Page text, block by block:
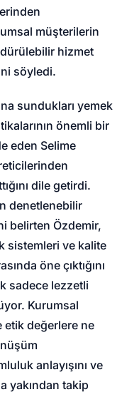
müşterilerin
hizmet
söyledi.
sundukları yemek
önemli bir
eden Selime
dile getirdi.
denetlenebilir
belirten Özdemir,
sistemleri ve kalite
öne çıktığını
sadece lezzetli
Kurumsal
etik değerlere ne
anlayışını ve
yakından takip